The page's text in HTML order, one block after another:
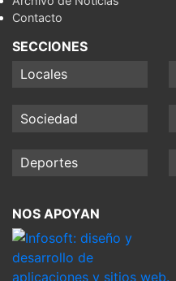
Contacto
SECCIONES
Locales
Sociedad
Deportes
NOS APOYAN